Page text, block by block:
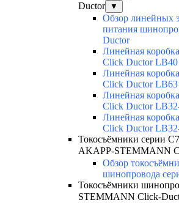
Ductor
▼
Обзор линейных
питания
Ductor
Линейная
Click Ductor LB40
Линейная
Click Ductor LB63
Линейная
Click Ductor
Линейная
Click Ductor
Токосъёмники серии
AKAPP-STEMMANN
Обзор
шинопровода
Токосъёмники
STEMMANN Click-